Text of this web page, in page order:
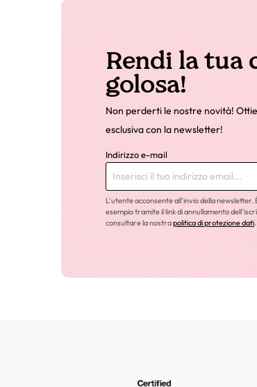
Rendi la tua
golosa!
Non perderti le nostre novità!
esclusiva con la newsletter!
Indirizzo e-mail
L'utente acconsente all'invio della newsletter.
esempio tramite il link di annullamento
consultare la nostrapolitica di protezione dati.